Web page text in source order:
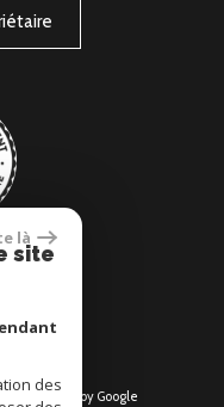
powered by Google
là
site
des